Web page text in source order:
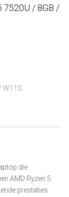
7520U / 8GB /
W11S
die
AMD Ryzen 5
prestaties